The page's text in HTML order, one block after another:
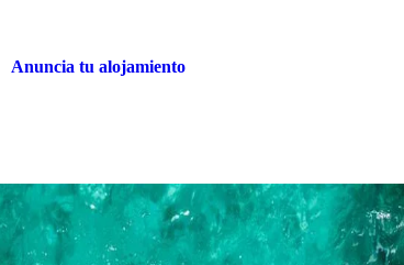
Anuncia tu alojamiento